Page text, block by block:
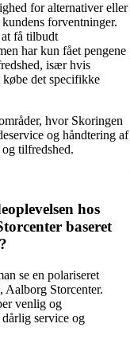
for alternativer eller
forventninger.
få tilbudt
har kun fået pengene
især hvis
købe det specifikke
hvor Skoringen
og håndtering af
tilfredshed.
hos
baseret
se en polariseret
Aalborg Storcenter.
venlig og
service og